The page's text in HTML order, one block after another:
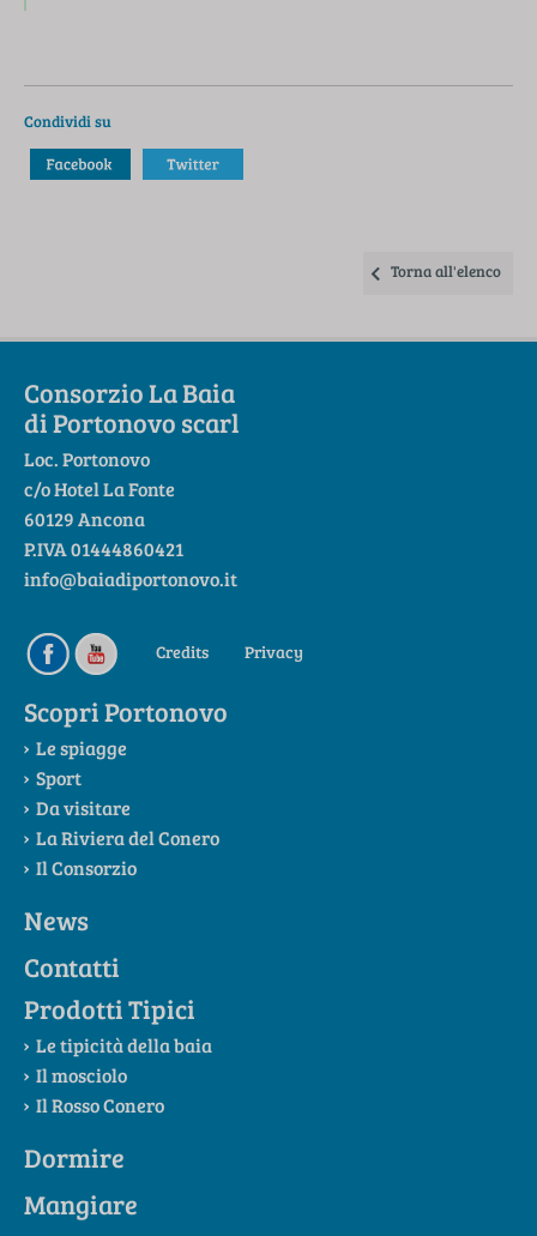
Condividi su
Torna all'elenco
Consorzio La Baia
di Portonovo scarl
Loc. Portonovo
c/o Hotel La Fonte
60129 Ancona
P.IVA 01444860421
info@baiadiportonovo.it
Credits Privacy
Scopri Portonovo
Le spiagge
Sport
Da visitare
La Riviera del Conero
Il Consorzio
News
Contatti
Prodotti Tipici
Le tipicità della baia
Il mosciolo
Il Rosso Conero
Dormire
Mangiare